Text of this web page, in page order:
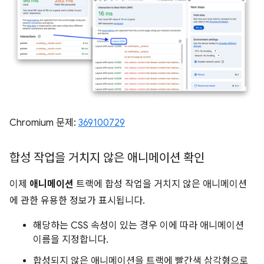
Chromium 문제: 369100729
합성 작업을 거치지 않은 애니메이션 확인
이제 애니메이션 트랙에 합성 작업을 거치지 않은 애니메이션
에 관한 유용한 정보가 표시됩니다.
해당하는 CSS 속성이 있는 경우 이에 따라 애니메이션
이름을 지정합니다.
합성되지 않은 애니메이션을 트랙에 빨간색 삼각형으로